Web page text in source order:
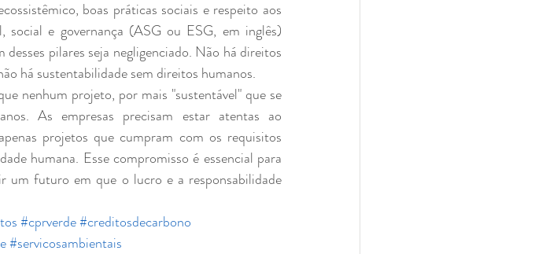
boas práticas sociais e respeito aos
e governança (ASG ou ESG, em inglês)
pilares seja negligenciado. Não há direitos
há sustentabilidade sem direitos humanos.
nenhum projeto, por mais "sustentável" que se
As empresas precisam estar atentas ao
projetos que cumpram com os requisitos
humana. Esse compromisso é essencial para
um futuro em que o lucro e a responsabilidade
#cprverde#creditosdecarbono
#servicosambientais